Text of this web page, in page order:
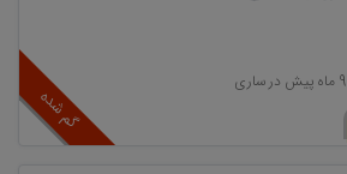
گم شده
9 ماه پیش در ساری